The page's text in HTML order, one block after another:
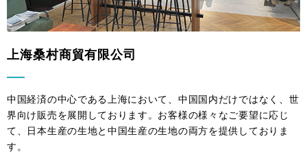
上海桑村商貿有限公司
中国経済の中心である上海において、中国国内だけではなく、世
界向け販売を展開しております。お客様の様々なご要望に応じ
て、日本生産の生地と中国生産の生地の両方を提供しておりま
す。